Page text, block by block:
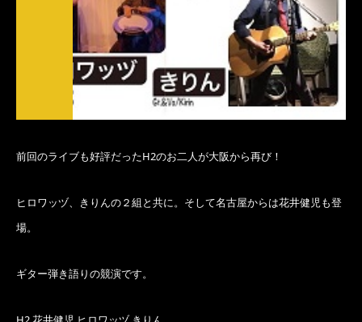
前回のライブも好評だったH2のお二人が大阪から再び！
ヒロワッヅ、きりんの２組と共に。そして名古屋からは花井健児も登
場。
ギター弾き語りの競演です。